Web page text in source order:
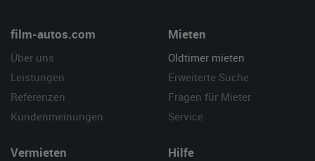
film-autos.com
Über uns
Leistungen
Referenzen
Kundenmeinungen
Mieten
Oldtimer mieten
Erweiterte Suche
Fragen für Mieter
Service
Vermieten Hilfe